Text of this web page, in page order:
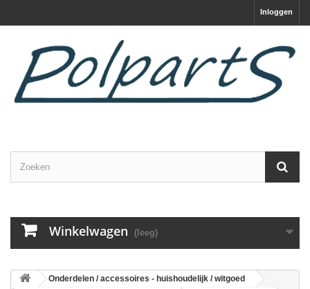
Inloggen
Winkelwagen (leeg)
Onderdelen / accessoires - huishoudelijk / witgoed